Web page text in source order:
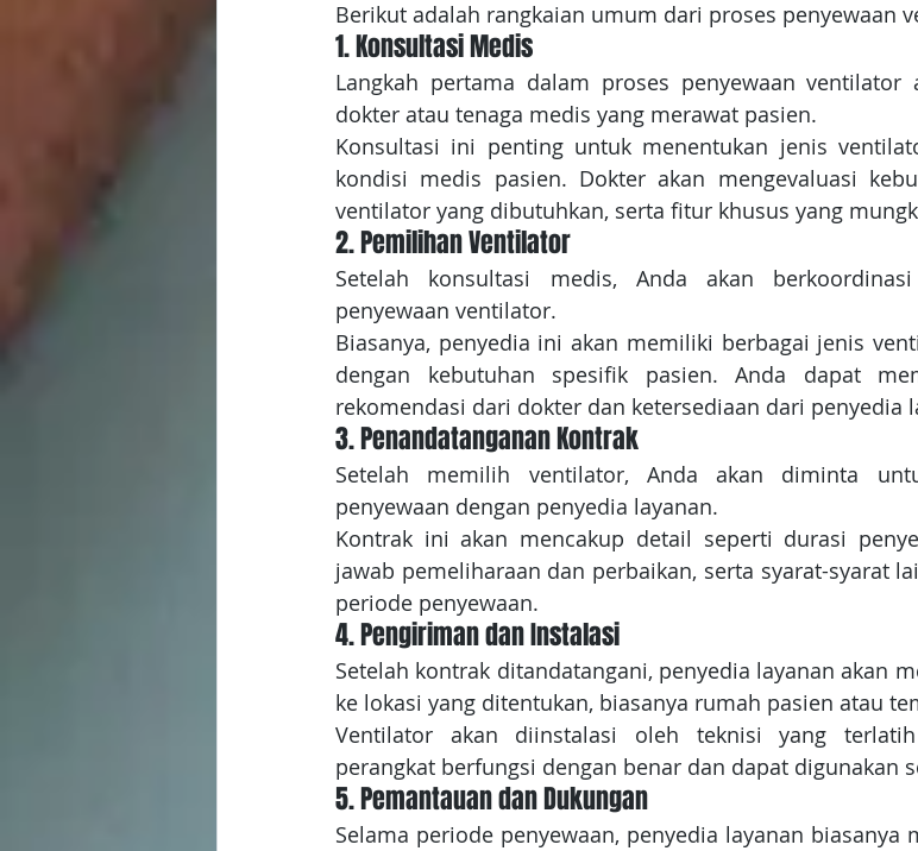
Berikut adalah rangkaian umum dari proses penyewaan
1. Konsultasi Medis
Langkah pertama dalam proses penyewaan ventilator
dokter atau tenaga medis yang merawat pasien.
Konsultasi ini penting untuk menentukan jenis
kondisi medis pasien. Dokter akan mengevaluasi
ventilator yang dibutuhkan, serta fitur khusus yang
2. Pemilihan Ventilator
Setelah konsultasi medis, Anda akan
penyewaan ventilator.
Biasanya, penyedia ini akan memiliki berbagai jenis
dengan kebutuhan spesifik pasien. Anda dapat
rekomendasi dari dokter dan ketersediaan dari penyedia
3. Penandatanganan Kontrak
Setelah memilih ventilator, Anda akan diminta
penyewaan dengan penyedia layanan.
Kontrak ini akan mencakup detail seperti durasi
jawab pemeliharaan dan perbaikan, serta syarat-syarat
periode penyewaan.
4. Pengiriman dan Instalasi
Setelah kontrak ditandatangani, penyedia layanan akan
ke lokasi yang ditentukan, biasanya rumah pasien atau
Ventilator akan diinstalasi oleh teknisi yang
perangkat berfungsi dengan benar dan dapat digunakan
5. Pemantauan dan Dukungan
Selama periode penyewaan, penyedia layanan biasanya